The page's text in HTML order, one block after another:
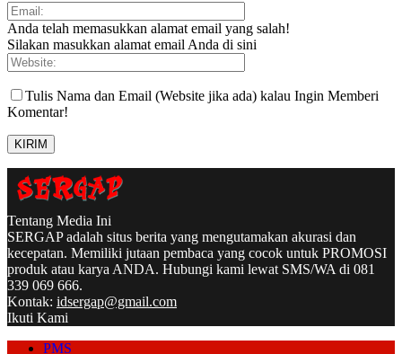
Anda telah memasukkan alamat email yang salah!
Silakan masukkan alamat email Anda di sini
Tulis Nama dan Email (Website jika ada) kalau Ingin Memberi
Komentar!
Tentang Media Ini
SERGAP adalah situs berita yang mengutamakan akurasi dan
kecepatan. Memiliki jutaan pembaca yang cocok untuk PROMOSI
produk atau karya ANDA. Hubungi kami lewat SMS/WA di 081
339 069 666.
Kontak: idsergap@gmail.com
Ikuti Kami
PMS